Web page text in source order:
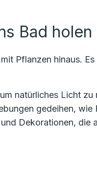
Bad holen
Pflanzen hinaus.
natürliches Licht zu
gedeihen, wie
Dekorationen, die